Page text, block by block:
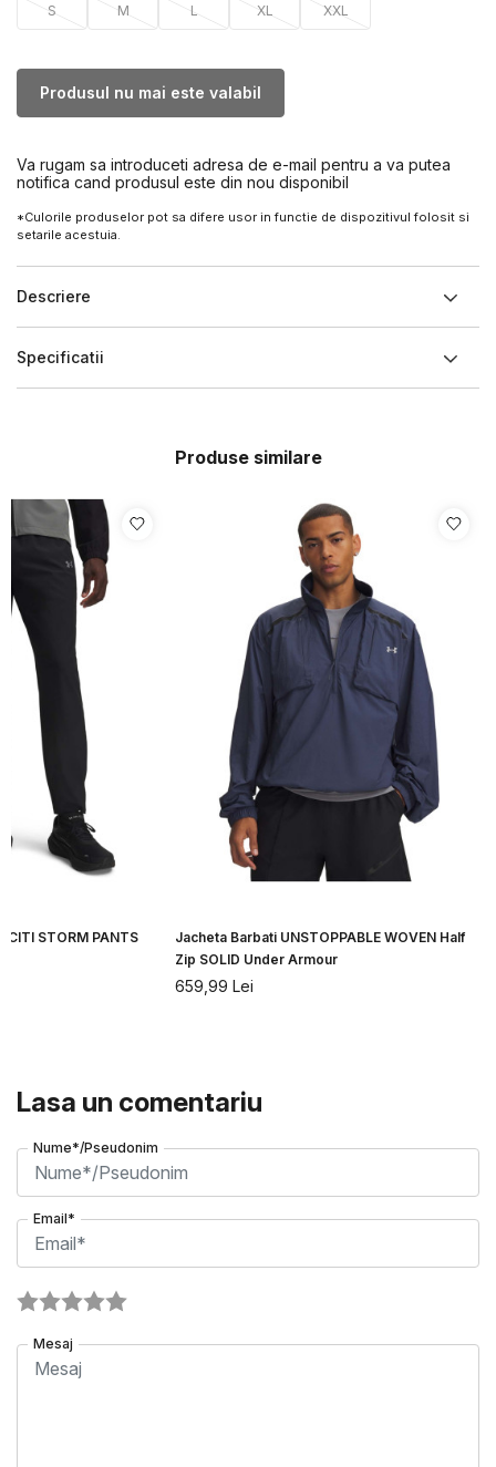
S M L XL XXL
Produsul nu mai este valabil
Va rugam sa introduceti adresa de e-mail pentru a va putea
notifica cand produsul este din nou disponibil
*Culorile produselor pot sa difere usor in functie de dispozitivul folosit si
setarile acestuia.
Descriere
Specificatii
Produse similare
STORM PANTS
Jacheta Barbati UNSTOPPABLE WOVEN Half
Zip SOLID Under Armour
659,99 Lei
Lasa un comentariu
Nume*/Pseudonim
Email*
Mesaj